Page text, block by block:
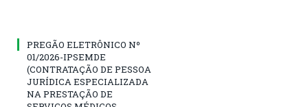
PREGÃO ELETRÔNICO Nº
01/2026-IPSEMDE
(CONTRATAÇÃO DE PESSOA
JURÍDICA ESPECIALIZADA
NA PRESTAÇÃO DE